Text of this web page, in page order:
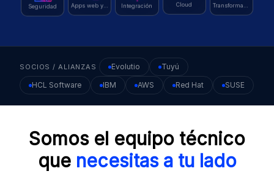
Seguridad Apps web y móvil Integración Cloud Transformación
SOCIOS / ALIANZAS Evolutio
Tuyú
HCL Software
IBM AWS Red Hat SUSE
Somos el equipo técnico
que necesitas a tu lado